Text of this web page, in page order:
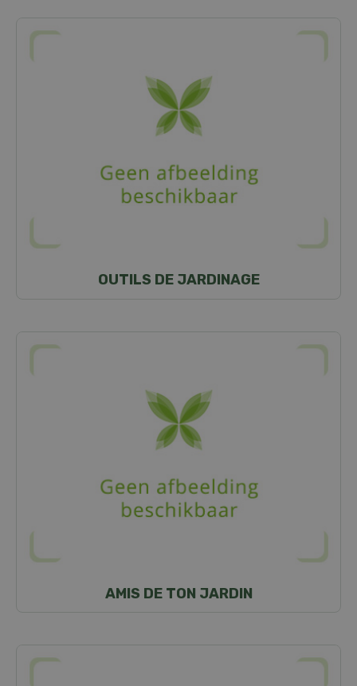
OUTILS DE JARDINAGE
AMIS DE TON JARDIN